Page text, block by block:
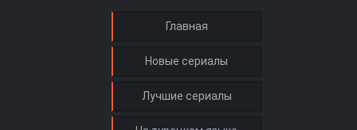
Главная
Новые сериалы
Лучшие сериалы